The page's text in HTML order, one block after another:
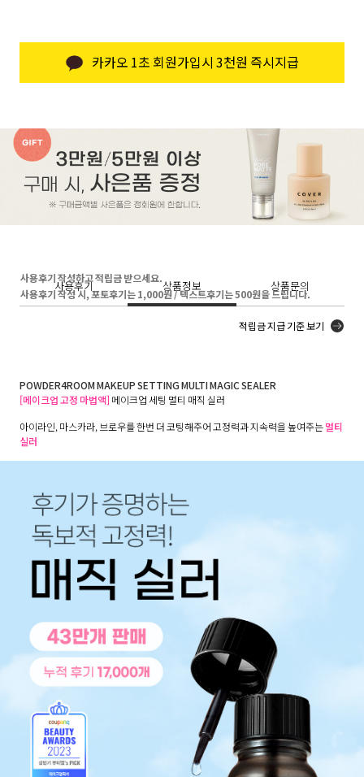
카카오 1초 회원가입시 3천원 즉시지급
사용후기 상품정보 상품문의
사용후기 작성하고 적립금 받으세요.
사용후기 작성 시, 포토후기는 1,000원 / 텍스트후기는 500원을 드립니다.
적립금 지급 기준 보기
POWDER4ROOM MAKEUP SETTING MULTI MAGIC SEALER
[메이크업 고정 마법액] 메이크업 세팅 멀티 매직 실러
아이라인, 마스카라, 브로우를 한번 더 코팅해주어 고정력과 지속력을 높여주는멀티
실러